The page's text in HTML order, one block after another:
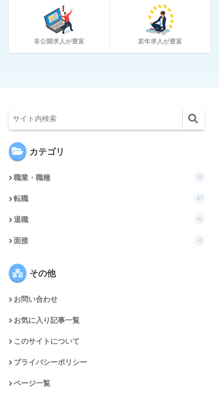
女性しごと応援テラス
社内SE転職ナビ
非公開求人が豊富 若年求人が豊富
カテゴリ
職業・職種 15
転職 87
退職 10
面接 14
その他
お問い合わせ
お気に入り記事一覧
このサイトについて
プライバシーポリシー
ページ一覧